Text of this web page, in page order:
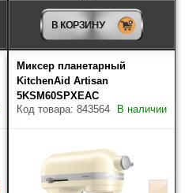
В КОРЗИНУ
Миксер планетарный
KitchenAid Artisan
5KSM60SPXEAC
Код товара: 843564
В наличии